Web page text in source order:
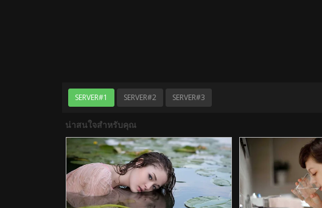
SERVER#1 SERVER#2 SERVER#3